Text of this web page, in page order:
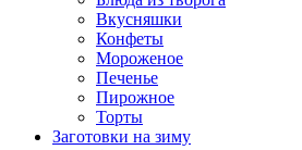
Вкусняшки
Конфеты
Мороженое
Печенье
Пирожное
Торты
Заготовки на зиму